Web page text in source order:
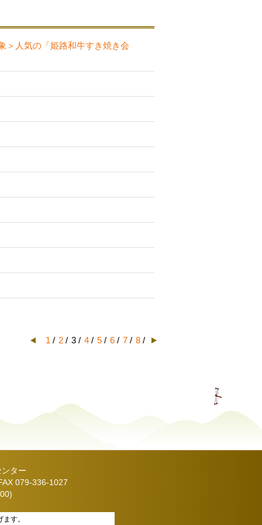
＞人気の「姫路和牛すき焼き会
1 / 2 / 3 / 4 / 5 / 6 / 7 / 8 /
ター
079-336-1027
す。